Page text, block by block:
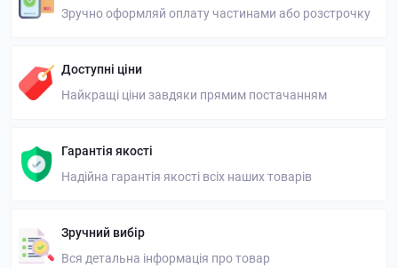
Зручно оформляй оплату частинами або розстрочку
Доступні ціни
Найкращі ціни завдяки прямим постачанням
Гарантія якості
Надійна гарантія якості всіх наших товарів
Зручний вибір
Вся детальна інформація про товар